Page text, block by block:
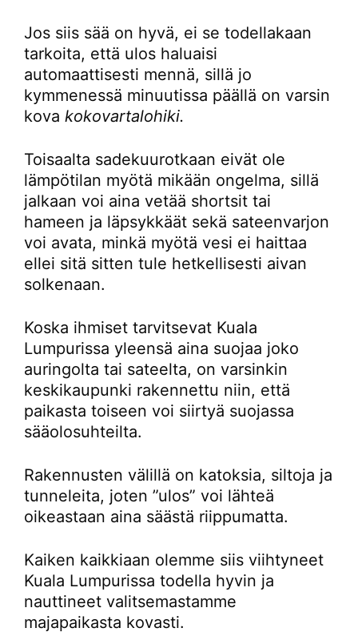
Jos siis sää on hyvä, ei se todellakaan
tarkoita, että ulos haluaisi
automaattisesti mennä, sillä jo
kymmenessä minuutissa päällä on varsin
kova kokovartalohiki.
Toisaalta sadekuurotkaan eivät ole
lämpötilan myötä mikään ongelma, sillä
jalkaan voi aina vetää shortsit tai
hameen ja läpsykkäät sekä sateenvarjon
voi avata, minkä myötä vesi ei haittaa
ellei sitä sitten tule hetkellisesti aivan
solkenaan.
Koska ihmiset tarvitsevat Kuala
Lumpurissa yleensä aina suojaa joko
auringolta tai sateelta, on varsinkin
keskikaupunki rakennettu niin, että
paikasta toiseen voi siirtyä suojassa
sääolosuhteilta.
Rakennusten välillä on katoksia, siltoja ja
tunneleita, joten ”ulos” voi lähteä
oikeastaan aina säästä riippumatta.
Kaiken kaikkiaan olemme siis viihtyneet
Kuala Lumpurissa todella hyvin ja
nauttineet valitsemastamme
majapaikasta kovasti.